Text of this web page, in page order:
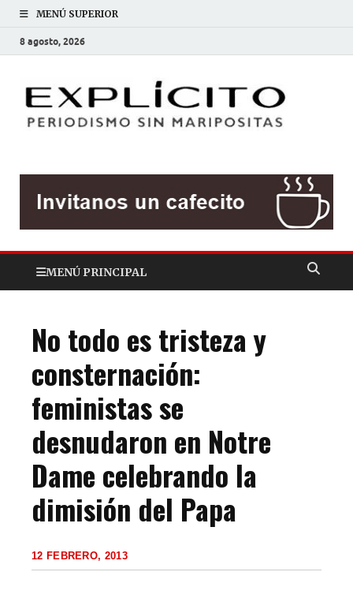
MENÚ SUPERIOR
8 agosto, 2026
MENÚ PRINCIPAL
No todo es tristeza y
consternación:
feministas se
desnudaron en Notre
Dame celebrando la
dimisión del Papa
12 FEBRERO, 2013